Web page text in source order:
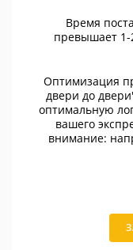
Время
превышает 1-
Оптимизация
двери до
оптимальную
вашего
внимание: